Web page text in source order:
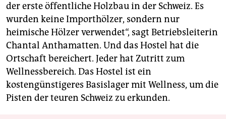
der erste öffentliche Holzbau in der Schweiz. Es
wurden keine Importhölzer, sondern nur
heimische Hölzer verwendet“, sagt Betriebsleiterin
Chantal Anthamatten. Und das Hostel hat die
Ortschaft bereichert. Jeder hat Zutritt zum
Wellnessbereich. Das Hostel ist ein
kostengünstigeres Basislager mit Wellness, um die
Pisten der teuren Schweiz zu erkunden.